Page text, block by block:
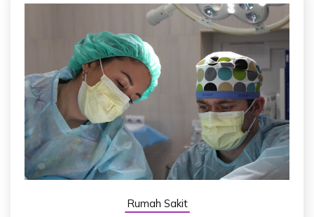
Rumah Sakit